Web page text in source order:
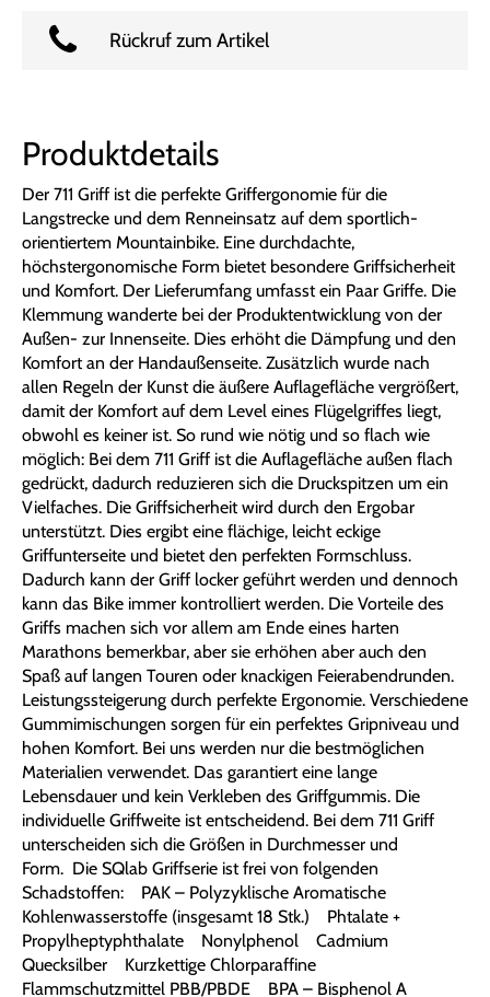
Rückruf zum Artikel
Produktdetails
Der 711 Griff ist die perfekte Griffergonomie für die
Langstrecke und dem Renneinsatz auf dem sportlich-
orientiertem Mountainbike. Eine durchdachte,
höchstergonomische Form bietet besondere Griffsicherheit
und Komfort. Der Lieferumfang umfasst ein Paar Griffe. Die
Klemmung wanderte bei der Produktentwicklung von der
Außen- zur Innenseite. Dies erhöht die Dämpfung und den
Komfort an der Handaußenseite. Zusätzlich wurde nach
allen Regeln der Kunst die äußere Auflagefläche vergrößert,
damit der Komfort auf dem Level eines Flügelgriffes liegt,
obwohl es keiner ist. So rund wie nötig und so flach wie
möglich: Bei dem 711 Griff ist die Auflagefläche außen flach
gedrückt, dadurch reduzieren sich die Druckspitzen um ein
Vielfaches. Die Griffsicherheit wird durch den Ergobar
unterstützt. Dies ergibt eine flächige, leicht eckige
Griffunterseite und bietet den perfekten Formschluss.
Dadurch kann der Griff locker geführt werden und dennoch
kann das Bike immer kontrolliert werden. Die Vorteile des
Griffs machen sich vor allem am Ende eines harten
Marathons bemerkbar, aber sie erhöhen aber auch den
Spaß auf langen Touren oder knackigen Feierabendrunden.
Leistungssteigerung durch perfekte Ergonomie. Verschiedene
Gummimischungen sorgen für ein perfektes Gripniveau und
hohen Komfort. Bei uns werden nur die bestmöglichen
Materialien verwendet. Das garantiert eine lange
Lebensdauer und kein Verkleben des Griffgummis. Die
individuelle Griffweite ist entscheidend. Bei dem 711 Griff
unterscheiden sich die Größen in Durchmesser und
Form. Die SQlab Griffserie ist frei von folgenden
Schadstoffen: PAK – Polyzyklische Aromatische
Kohlenwasserstoffe (insgesamt 18 Stk.) Phtalate +
Propylheptyphthalate Nonylphenol Cadmium
Quecksilber Kurzkettige Chlorparaffine
Flammschutzmittel PBB/PBDE BPA – Bisphenol A